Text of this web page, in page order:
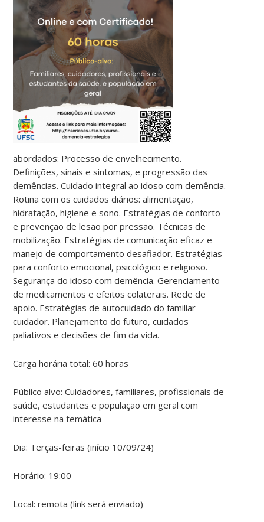
abordados: Processo de envelhecimento.
Definições, sinais e sintomas, e progressão das
demências. Cuidado integral ao idoso com demência.
Rotina com os cuidados diários: alimentação,
hidratação, higiene e sono. Estratégias de conforto
e prevenção de lesão por pressão. Técnicas de
mobilização. Estratégias de comunicação eficaz e
manejo de comportamento desafiador. Estratégias
para conforto emocional, psicológico e religioso.
Segurança do idoso com demência. Gerenciamento
de medicamentos e efeitos colaterais. Rede de
apoio. Estratégias de autocuidado do familiar
cuidador. Planejamento do futuro, cuidados
paliativos e decisões de fim da vida.
Carga horária total: 60 horas
Público alvo: Cuidadores, familiares, profissionais de
saúde, estudantes e população em geral com
interesse na temática
Dia: Terças-feiras (início 10/09/24)
Horário: 19:00
Local: remota (link será enviado)